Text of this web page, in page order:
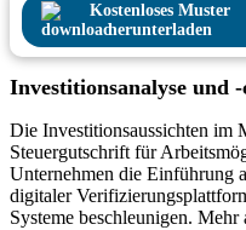
Kostenloses Muster
herunterladen
Investitionsanalyse und -
Die Investitionsaussichten im
Steuergutschrift für
Unternehmen die Einführung
digitaler
Systeme beschleunigen.